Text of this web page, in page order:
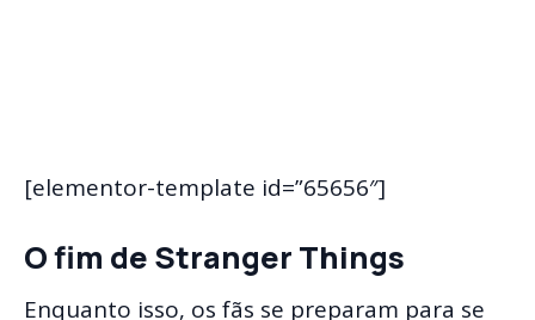
[elementor-template id=”65656″]
O fim de Stranger Things
Enquanto isso, os fãs se preparam para se